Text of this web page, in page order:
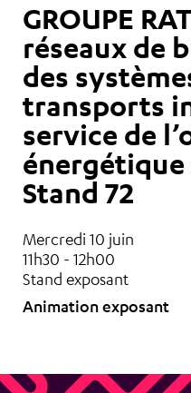
GROUPE
réseaux de
des
transports
service de
énergétique
Stand 72
Mercredi 10 juin
11h30 - 12h00
Stand exposant
Animation exposant